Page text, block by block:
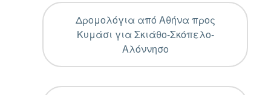
Δρομολόγια από Αθήνα προς
Κυμάσι για Σκιάθο-Σκόπελο-
Αλόννησο